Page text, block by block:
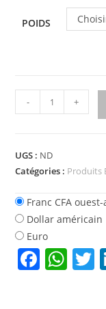
POIDS
quantité
de
Bhringaraj
Bénin,
Togo
- +
UGS : ND
Catégories : Produits
Franc CFA
Dollar américain
Euro
F W